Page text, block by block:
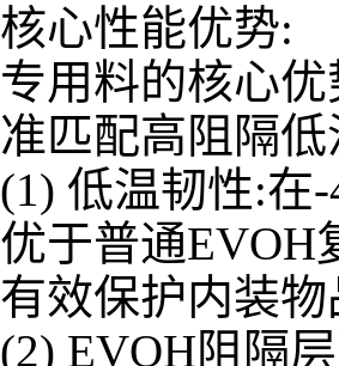
核心性能优势:
专用料的核心
准匹配高阻隔
(1) 低温韧性:在
优于普通EVOH
有效保护内装
(2) EVOH阻隔